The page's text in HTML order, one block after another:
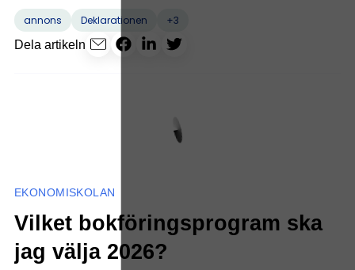
annons Deklarationen
+3
Dela artikeln
EKONOMISKOLAN
Vilket bokföringsprogram ska
jag välja 2026?